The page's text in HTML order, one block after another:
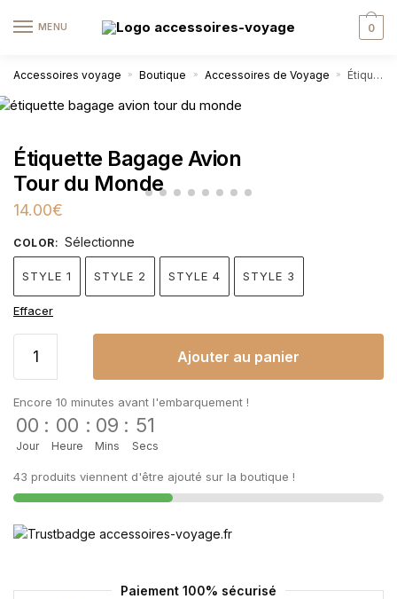
MENU 0
Accessoires voyage » Boutique » Accessoires de Voyage » Étiquette Bagage Avion Tour du Monde
Étiquette Bagage Avion
Tour du Monde
14.00€
COLOR: Sélectionne
STYLE 1 STYLE 2 STYLE 4 STYLE 3
Effacer
Ajouter au panier
Encore 10 minutes avant l'embarquement !
00
Jour
: 00
Heure
: 09
Mins
: 51
Secs
43 produits viennent d'être ajouté sur la boutique !
Paiement 100% sécurisé